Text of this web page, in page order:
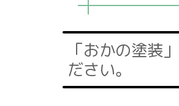
「おかの塗装
ださい。